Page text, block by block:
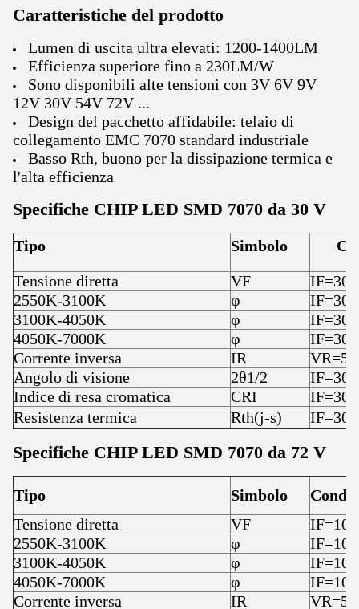
Caratteristiche del prodotto
Lumen di uscita ultra elevati: 1200-1400LM
Efficienza superiore fino a 230LM/W
Sono disponibili alte tensioni con 3V 6V 9V
12V 30V 54V 72V ...
Design del pacchetto affidabile: telaio di
collegamento EMC 7070 standard industriale
Basso Rth, buono per la dissipazione termica e
l'alta efficienza
Specifiche CHIP LED SMD 7070 da 30 V
Tipo Simbolo
Tensione diretta
VF
2550K-3100K
φ
3100K-4050K
φ
4050K-7000K
φ
Corrente inversa
IR
Angolo di visione
2θ1/2
Indice di resa cromatica
CRI
Resistenza termica
Rth(j-s)
Specifiche CHIP LED SMD 7070 da 72 V
Tipo Simbolo
Tensione diretta
VF
2550K-3100K
φ
3100K-4050K
φ
4050K-7000K
φ
Corrente inversa
IR